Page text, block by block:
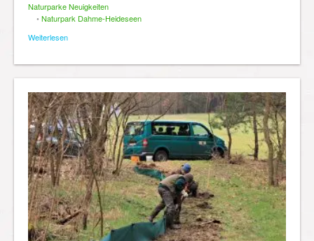
Naturparke Neuigkeiten
• Naturpark Dahme-Heideseen
Weiterlesen